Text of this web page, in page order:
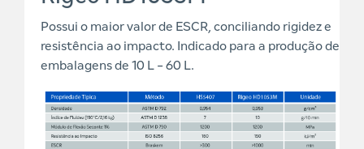
Possui o maior valor de ESCR, conciliando rigidez e
resistência ao impacto. Indicado para a produção de
embalagens de 10 L - 60 L.